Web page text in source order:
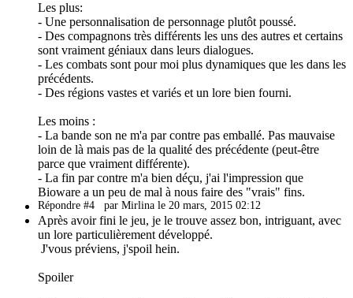
Les plus:
- Une personnalisation de personnage plutôt poussé.
- Des compagnons très différents les uns des autres et certains
sont vraiment géniaux dans leurs dialogues.
- Les combats sont pour moi plus dynamiques que les dans les
précédents.
- Des régions vastes et variés et un lore bien fourni.
Les moins :
- La bande son ne m'a par contre pas emballé. Pas mauvaise
loin de là mais pas de la qualité des précédente (peut-être
parce que vraiment différente).
- La fin par contre m'a bien déçu, j'ai l'impression que
Bioware a un peu de mal à nous faire des "vrais" fins.
Répondre #4 par Mirlina le 20 mars, 2015 02:12
Après avoir fini le jeu, je le trouve assez bon, intriguant, avec
un lore particulièrement développé.
J'vous préviens, j'spoil hein.
Spoiler